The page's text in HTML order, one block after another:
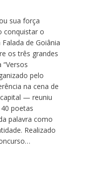
sua força
conquistar o
de Goiânia
os três grandes
pelo
na cena de
— reuniu
poetas
palavra como
Realizado